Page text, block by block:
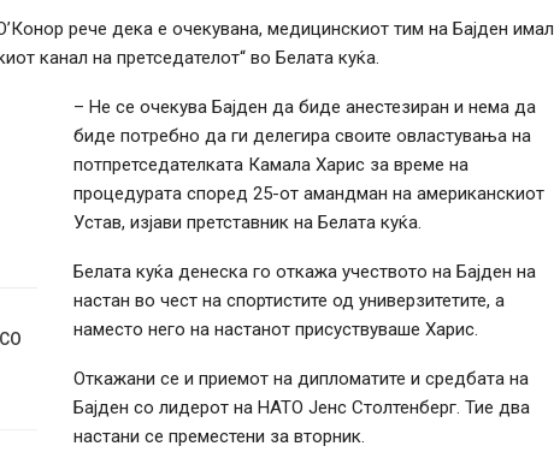
рече дека е очекувана, медицинскиот тим на Бајден имал
канал на претседателот“ во Белата куќа.
– Не се очекува Бајден да биде анестезиран и нема да
биде потребно да ги делегира своите овластувања на
потпретседателката Камала Харис за време на
процедурата според 25-от амандман на американскиот
Устав, изјави претставник на Белата куќа.
Белата куќа денеска го откажа учеството на Бајден на
настан во чест на спортистите од универзитетите, а
наместо него на настанот присуствуваше Харис.
Откажани се и приемот на дипломатите и средбата на
Бајден со лидерот на НАТО Јенс Столтенберг. Тие два
настани се преместени за вторник.